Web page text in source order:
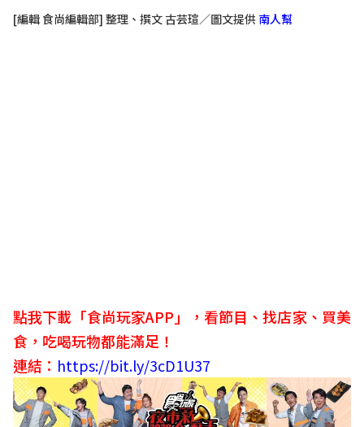
[編輯 食尚編輯部] 整理、撰文 古芸瑄／圖文提供 南人幫
點我下載「食尚玩家APP」，看節目、找店家、買美
食，吃喝玩物都能滿足！
連結： https://bit.ly/3cD1U37